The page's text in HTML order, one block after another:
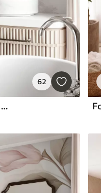
62
Fotótapéta Nyugodt erdei táj bézs színpalettával